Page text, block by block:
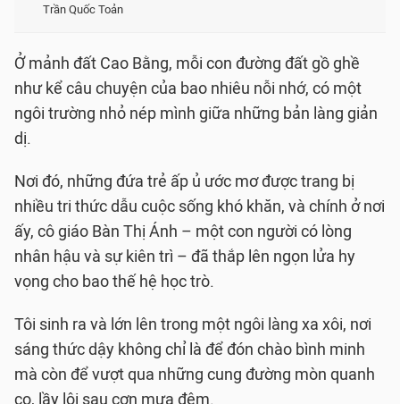
Trần Quốc Toản
Ở mảnh đất Cao Bằng, mỗi con đường đất gồ ghề
như kể câu chuyện của bao nhiêu nỗi nhớ, có một
ngôi trường nhỏ nép mình giữa những bản làng giản
dị.
Nơi đó, những đứa trẻ ấp ủ ước mơ được trang bị
nhiều tri thức dẫu cuộc sống khó khăn, và chính ở nơi
ấy, cô giáo Bàn Thị Ánh – một con người có lòng
nhân hậu và sự kiên trì – đã thắp lên ngọn lửa hy
vọng cho bao thế hệ học trò.
Tôi sinh ra và lớn lên trong một ngôi làng xa xôi, nơi
sáng thức dậy không chỉ là để đón chào bình minh
mà còn để vượt qua những cung đường mòn quanh
co, lầy lội sau cơn mưa đêm.